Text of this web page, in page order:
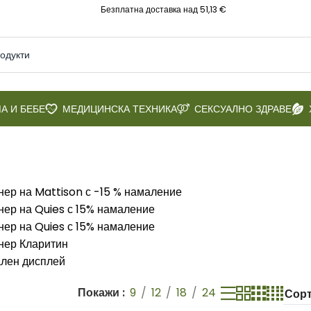
Безплатна доставка над 51,13 €
И БЕБЕ МЕДИЦИНСКА ТЕХНИКА СЕКСУАЛНО ЗДРАВЕ
Покажи 9 12 18 24